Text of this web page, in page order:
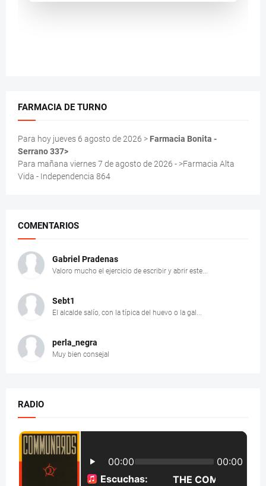
FARMACIA DE TURNO
Para hoy jueves 6 agosto de 2026 > Farmacia Bonita -
Serrano 337>
Para mañana viernes 7 de agosto de 2026 - >Farmacia Alta
Vida - Independencia 864
COMENTARIOS
Gabriel Pradenas
Valoro mucho el ejercicio de escribir y abrir este...
Sebt1
El alcalde salío, con la típica del huevo o la gal...
perla_negra
Muy bien consejal
RADIO